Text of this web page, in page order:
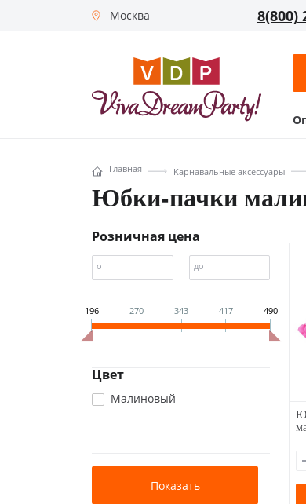
Москва 8(800)
Главная Карнавальные аксессуары
Юбки-пачки
Розничная цена
от до
196 270 343 417 490
Цвет
Малиновый